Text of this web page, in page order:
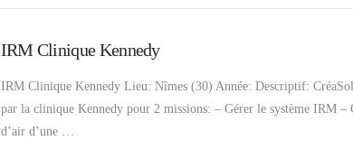
IRM Clinique Kennedy
IRM Clinique Kennedy Lieu: Nîmes (30) Année: Descriptif:
par la clinique Kennedy pour 2 missions: – Gérer le système IRM –
d’air d’une …